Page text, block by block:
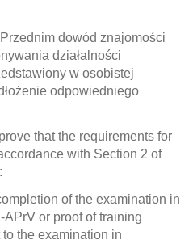
dowód znajomości
działalności
w osobistej
odpowiedniego
that the requirements for
with Section 2 of
of the examination in
or proof of training
the examination in